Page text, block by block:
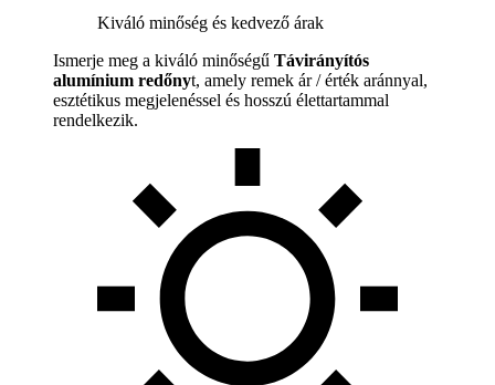
Kiváló minőség és kedvező árak
Ismerje meg a kiváló minőségű Távirányítós
alumínium redőnyt, amely remek ár / érték aránnyal,
esztétikus megjelenéssel és hosszú élettartammal
rendelkezik.